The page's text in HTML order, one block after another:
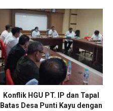
Konflik HGU PT. IP dan Tapal
Batas Desa Punti Kayu dengan